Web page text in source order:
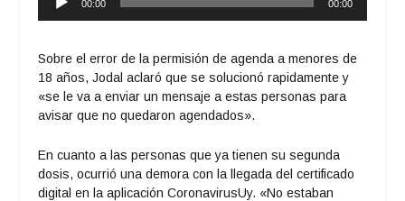
00:00 00:00
Sobre el error de la permisión de agenda a menores de
18 años, Jodal aclaró que se solucionó rapidamente y
«se le va a enviar un mensaje a estas personas para
avisar que no quedaron agendados».
En cuanto a las personas que ya tienen su segunda
dosis, ocurrió una demora con la llegada del certificado
digital en la aplicación CoronavirusUy. «No estaban